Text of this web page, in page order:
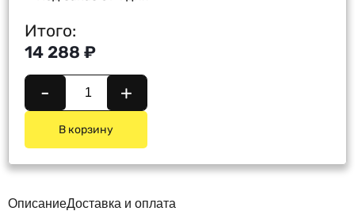
Итого:
14 288 ₽
- +
В корзину
ОписаниеДоставка и оплата